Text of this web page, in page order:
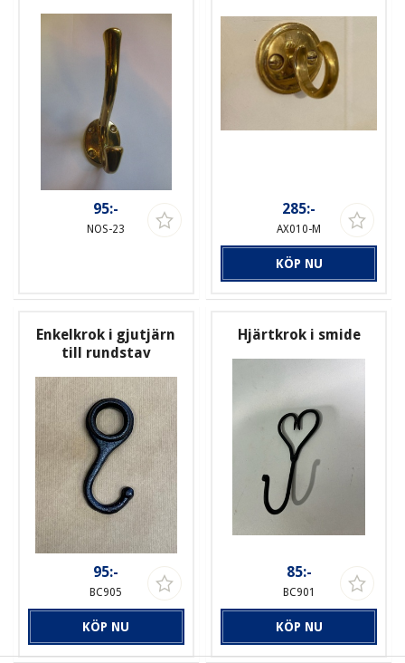
95:-
NOS-23
285:-
AX010-M
KÖP NU
Enkelkrok i gjutjärn
till rundstav
95:-
BC905
KÖP NU
Hjärtkrok i smide
85:-
BC901
KÖP NU